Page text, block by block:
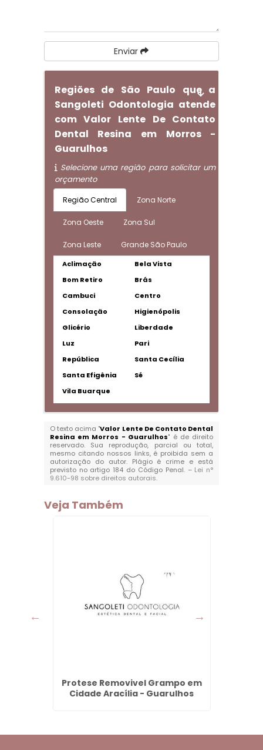
Enviar
Regiões de São Paulo que a
Sangoleti Odontologia atende
com Valor Lente De Contato
Dental Resina em Morros -
Guarulhos
Selecione uma região para solicitar um
orçamento
Região Central Zona Norte
Zona Oeste Zona Sul
Zona Leste Grande São Paulo
Aclimação
Bela Vista
Bom Retiro
Brás
Cambuci
Centro
Consolação
Higienópolis
Glicério
Liberdade
Luz
Pari
República
Santa Cecília
Santa Efigênia
Sé
Vila Buarque
O texto acima "Valor Lente De Contato Dental
Resina em Morros - Guarulhos" é de direito
reservado. Sua reprodução, parcial ou total,
mesmo citando nossos links, é proibida sem a
autorização do autor. Plágio é crime e está
previsto no artigo 184 do Código Penal. – Lei n°
9.610-98 sobre direitos autorais.
Veja Também
Protese Removivel Grampo em
Cidade Aracília - Guarulhos